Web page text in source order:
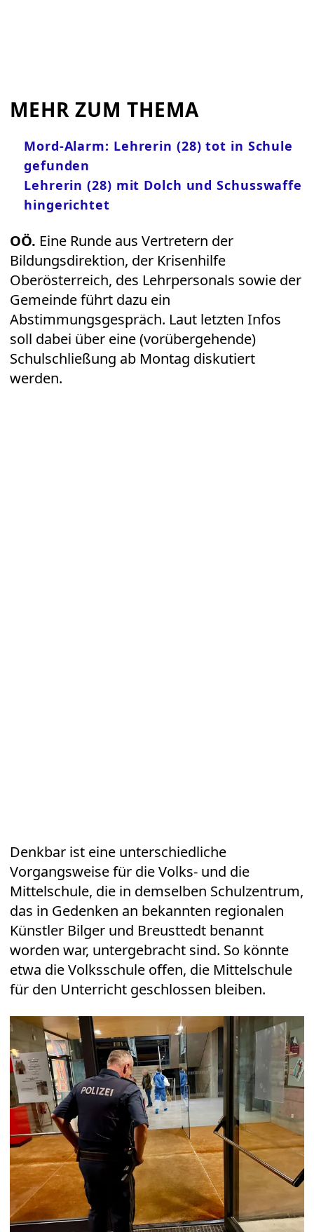
MEHR ZUM THEMA
Mord-Alarm: Lehrerin (28) tot in Schule
gefunden
Lehrerin (28) mit Dolch und Schusswaffe
hingerichtet
OÖ. Eine Runde aus Vertretern der
Bildungsdirektion, der Krisenhilfe
Oberösterreich, des Lehrpersonals sowie der
Gemeinde führt dazu ein
Abstimmungsgespräch. Laut letzten Infos
soll dabei über eine (vorübergehende)
Schulschließung ab Montag diskutiert
werden.
Denkbar ist eine unterschiedliche
Vorgangsweise für die Volks- und die
Mittelschule, die in demselben Schulzentrum,
das in Gedenken an bekannten regionalen
Künstler Bilger und Breusttedt benannt
worden war, untergebracht sind. So könnte
etwa die Volksschule offen, die Mittelschule
für den Unterricht geschlossen bleiben.